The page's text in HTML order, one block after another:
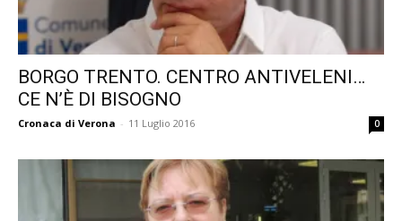
BORGO TRENTO. CENTRO ANTIVELENI…
CE N’È DI BISOGNO
Cronaca di Verona - 11 Luglio 2016 0